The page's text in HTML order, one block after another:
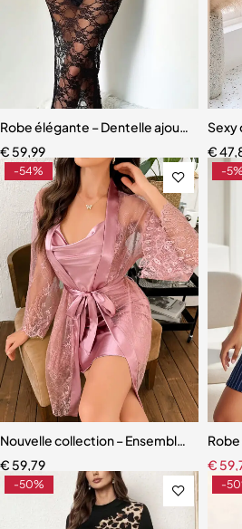
Robe élégante – Dentelle ajourée
€ 59,99
Sexy
€
-54%
Nouvelle collection – Ensemble
€ 59,79
-5%
€
-50% -